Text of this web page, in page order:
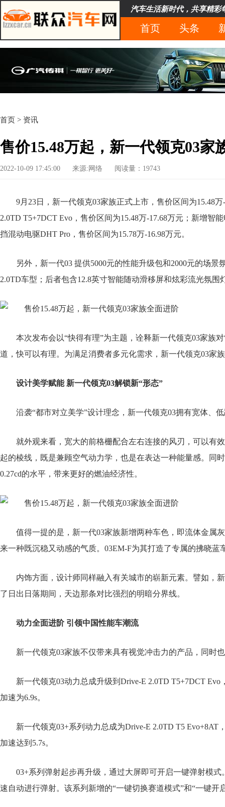
汽车生活新时代，共享精彩
首页 头条
首页 > 资讯
售价15.48万起，新一代领克03家
2022-10-09 17:45:00 来源:网络 阅读量：19743
9月23日，新一代领克03家族正式上市，售价区间为15.48
2.0TD T5+7DCT Evo，售价区间为15.48万-17.68万元；新增智
挡混动电驱DHT Pro，售价区间为15.78万-16.98万元。
另外，新一代03 提供5000元的性能升级包和2000元的场
2.0TD车型；后者包含12.8英寸智能随动滑移屏和炫彩流光氛围
本次发布会以“快得有理”为主题，诠释新一代领克03家族
道，快可以有理。为满足消费者多元化需求，新一代领克03家
设计美学赋能 新一代领克03解锁新“形态”
沿袭“都市对立美学”设计理念，新一代领克03拥有宽体、
就外观来看，宽大的前格栅配合左右连接的风刃，可以有
起的棱线，既是兼顾空气动力学，也是在表达一种能量感。同
0.27cd的水平，带来更好的燃油经济性。
值得一提的是，新一代03家族新增两种车色，即流体金属
来一种既沉稳又动感的气质。03EM-F为其打造了专属的拂晓蓝
内饰方面，设计师同样融入有关城市的崭新元素。譬如，
了日出日落期间，天边那条对比强烈的明暗分界线。
动力全面进阶 引领中国性能车潮流
新一代领克03家族不仅带来具有视觉冲击力的产品，同时
新一代领克03动力总成升级到Drive-E 2.0TD T5+7DCT
加速为6.9s。
新一代领克03+系列动力总成为Drive-E 2.0TD T5
加速达到5.7s。
03+系列弹射起步再升级，通过大屏即可开启一键弹射模
速自动进行弹射。该系列新增的“一键切换赛道模式”和“一键